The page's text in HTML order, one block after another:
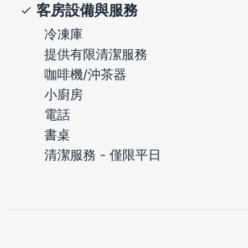
客房設備與服務
冷凍庫
提供有限清潔服務
咖啡機/沖茶器
小廚房
電話
書桌
清潔服務 - 僅限平日